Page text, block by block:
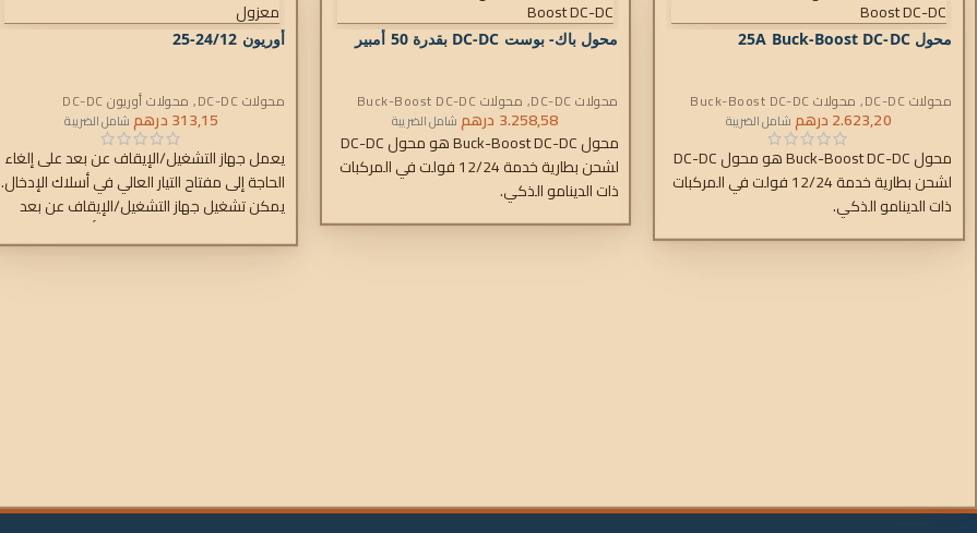
محول 25A Buck-Boost DC-DC
محولات DC-DC , محولات Buck-Boost DC-DC
2.623,20درهمشامل الضريبة
محول Buck-Boost DC-DC هو محول DC-DC
لشحن بطارية خدمة 12/24 فولت في المركبات
ذات الدينامو الذكي.
محول باك- بوست DC-DC بقدرة 50 أمبير
محولات DC-DC , محولات Buck-Boost DC-DC
3.258,58 درهم شامل الضريبة
محول Buck-Boost DC-DC هو محول DC-DC
لشحن بطارية خدمة 12/24 فولت في المركبات
ذات الدينامو الذكي.
أوريون 24/12-25
محولات DC-DC , محولات أوريون DC-DC
313,15درهم شامل الضريبة
يعمل جهاز التشغيل/الإيقاف عن بعد على إلغاء
الحاجة إلى مفتاح التيار العالي في أسلاك الإدخال.
يمكن تشغيل جهاز التشغيل/الإيقاف عن بعد
باستخدام مفتاح طاقة منخفض أو بواسطة
مفتاح تشغيل/إيقاف المحرك.